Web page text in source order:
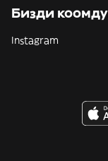
Бизди
Instagram